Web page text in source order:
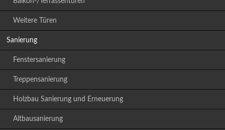
Weitere Türen
Sanierung
Fenstersanierung
Treppensanierung
Holzbau Sanierung und Erneuerung
Altbausanierung